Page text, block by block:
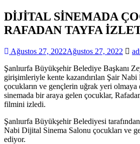
DİJİTAL SİNEMADA
RAFADAN TAYFA
Ağustos 27, 2022Ağustos 27, 2022
Şanlıurfa Büyükşehir Belediye Başkanı
girişimleriyle kente kazandırılan Şair
çocukların ve gençlerin uğrak yeri
sinemada bir araya gelen çocuklar,
filmini izledi.
Şanlıurfa Büyükşehir Belediyesi
Nabi Dijital Sinema Salonu çocukları ve
ediyor.